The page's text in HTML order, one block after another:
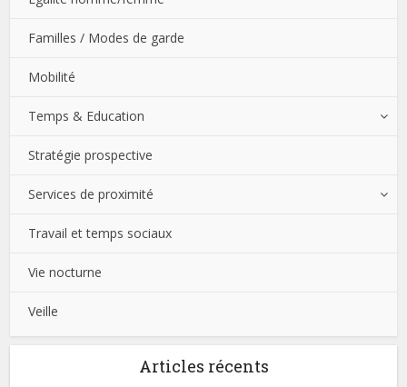
Familles / Modes de garde
Mobilité
Temps & Education
Stratégie prospective
Services de proximité
Travail et temps sociaux
Vie nocturne
Veille
Articles récents